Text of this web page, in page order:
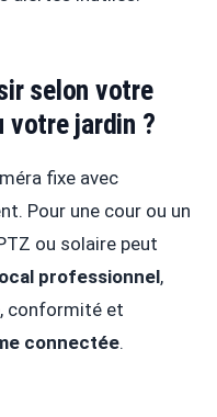
selon votre
votre jardin ?
fixe avec
Pour une cour ou un
ou solaire peut
professionnel,
conformité et
connectée.